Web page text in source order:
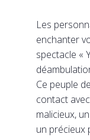
Les
enchanter
spectacle «
Ce peuple
contact
malicieux,
un précieux